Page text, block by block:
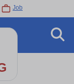
Job